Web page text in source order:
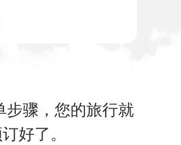
步骤，您的旅行就
好了。